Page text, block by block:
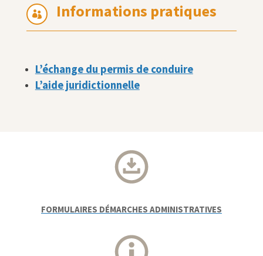
 Informations pratiques
L’échange du permis de conduire
L’aide juridictionnelle
FORMULAIRES DÉMARCHES ADMINISTRATIVES